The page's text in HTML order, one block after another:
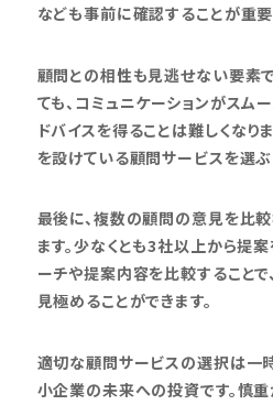
なども事前に確認することが重要
顧問との相性も見逃せない要素
ても、コミュニケーションがスム
ドバイスを得ることは難しくなり
を設けている顧問サービスを選ぶ
最後に、複数の顧問の意見を比
ます。少なくとも3社以上から提
ーチや提案内容を比較することで
見極めることができます。
適切な顧問サービスの選択は一
小企業の未来への投資です。慎